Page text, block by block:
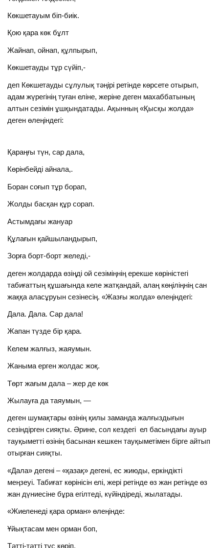
Көкшетауым біп-биік.
Қою қара көк бұлт
Жайнап, ойнап, құлпырып,
Көкшетауды тұр сүйіп,-
деп Көкшетауды сұлулық тәңірі ретінде көрсете отырып,
адам жүрегінің туған еліне, жеріне деген махаббатының
алтын сезімін ұшқындатады. Ақынның «Қысқы жолда»
деген өлеңіндегі:
Қараңғы түн, сар дала,
Көрінбейді айнала,.
Боран соғып тұр борап,
Жолды басқан құр сорап.
Астымдағы жануар
Құлағын қайшыландырып,
Зорға борт-борт желеді,-
деген жолдарда өзіңді ой сезіміңнің ерекше көріністегі
табиғаттың құшағында келе жатқандай, алаң көңіліңнің сан
жаққа аласұруын сезінесің. «Жазғы жолда» өлеңіндегі:
Дала. Дала. Сар дала!
Жапан түзде бір қара.
Келем жалғыз, жаяумын.
Жаныма ерген жолдас жоқ.
Төрт жағым дала – жер де көк
Жылауға да таяумын, —
деген шумақтары өзінің қилы заманда жалғыздығын
сезіндірген сияқты. Әрине, сол кездегі ел басындағы ауыр
тауқыметті өзінің басынан кешкен тауқыметімен бірге айтып
отырған сияқты.
«Дала» дегені – «қазақ» дегені, ес жиюды, еркіндікті
меңзеуі. Табиғат көрінісін елі, жері ретінде өз жан ретінде өз
жан дүниесіне бұра егілтеді, күйіндіреді, жылатады.
«Жиеленеді қара орман» өлеңінде:
Ұйықтасам мен орман боп,
Тәтті-тәтті түс көріп.